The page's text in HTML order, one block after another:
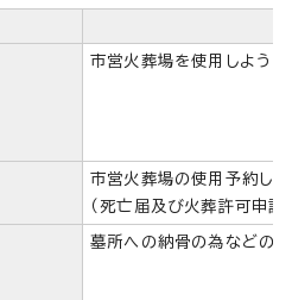
市営火葬場を使用しよう
市営火葬場の使用予約し
（死亡届及び火葬許可申
墓所への納骨の為などの